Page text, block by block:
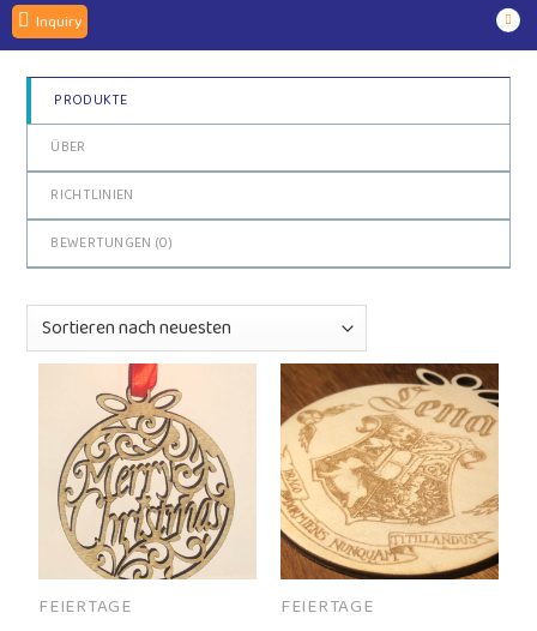
Inquiry
PRODUKTE
ÜBER
RICHTLINIEN
BEWERTUNGEN (0)
FEIERTAGE FEIERTAGE